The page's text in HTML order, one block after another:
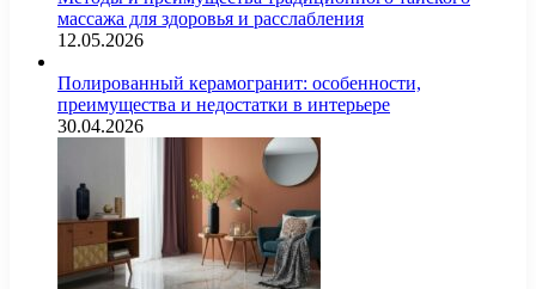
массажа для здоровья и расслабления
12.05.2026
Полированный керамогранит: особенности,
преимущества и недостатки в интерьере
30.04.2026